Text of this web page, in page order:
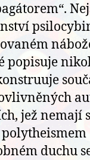
popisuje
jež nemají s
duchu